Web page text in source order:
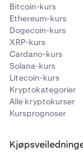
Bitcoin-kurs
Ethereum-kurs
Dogecoin-kurs
XRP-kurs
Cardano-kurs
Solana-kurs
Litecoin-kurs
Kryptokategorier
Alle kryptokurser
Kursprognoser